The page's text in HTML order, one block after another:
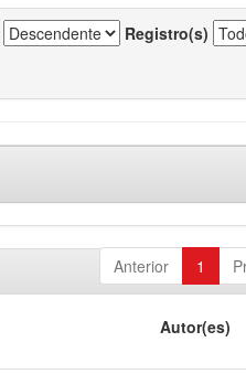
Registro(s)
Anterior 1
Autor(es)